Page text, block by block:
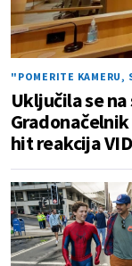
"POMERITE KAMERU,
Uključila se
hit reakcija